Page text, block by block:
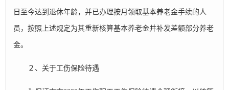
日至今达到退休年龄，并已办理按月领取基本养老金手续的人
员，按照上述规定为其重新核算基本养老金并补发差额部分养老
金。
２、关于工伤保险待遇